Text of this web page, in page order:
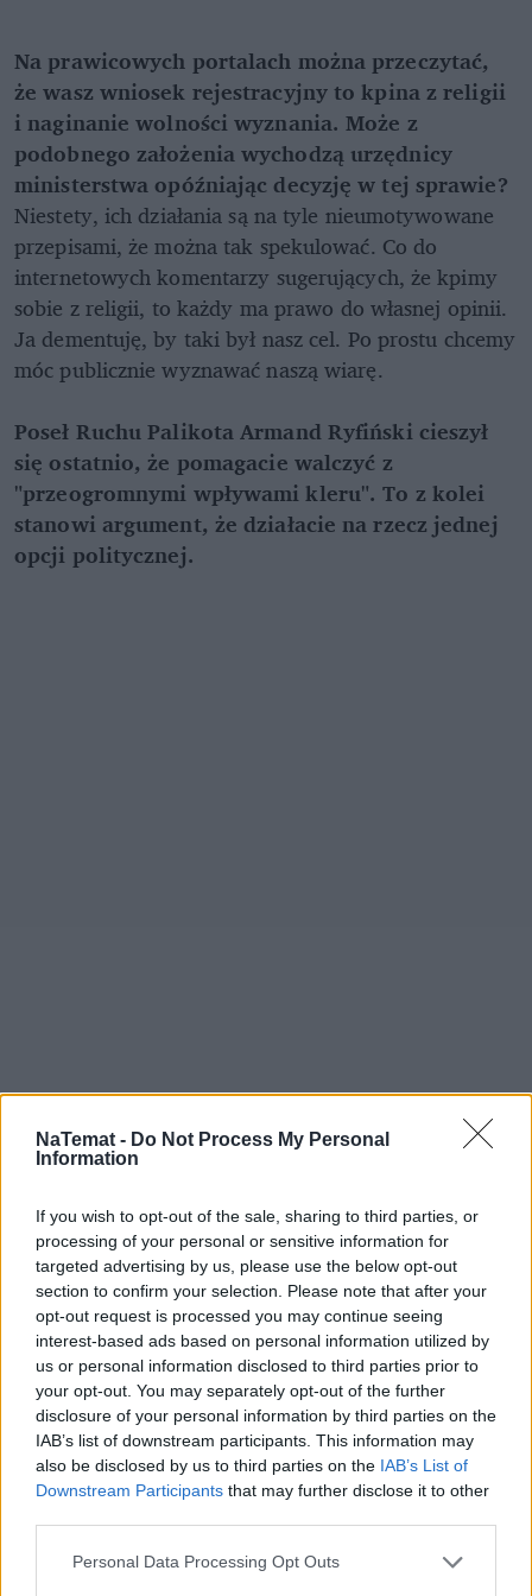
NaTemat - Do Not Process My Personal
Information
If you wish to opt-out of the sale, sharing to third parties, or
processing of your personal or sensitive information for
targeted advertising by us, please use the below opt-out
section to confirm your selection. Please note that after your
opt-out request is processed you may continue seeing
interest-based ads based on personal information utilized by
us or personal information disclosed to third parties prior to
your opt-out. You may separately opt-out of the further
disclosure of your personal information by third parties on the
IAB’s list of downstream participants. This information may
also be disclosed by us to third parties on the IAB’s List of
Downstream Participants that may further disclose it to other
Personal Data Processing Opt Outs
Na prawicowych portalach można przeczytać,
że wasz wniosek rejestracyjny to kpina z religii
i naginanie wolności wyznania. Może z
podobnego założenia wychodzą urzędnicy
ministerstwa opóźniając decyzję w tej sprawie?
Niestety, ich działania są na tyle nieumotywowane
przepisami, że można tak spekulować. Co do
internetowych komentarzy sugerujących, że kpimy
sobie z religii, to każdy ma prawo do własnej opinii.
Ja dementuję, by taki był nasz cel. Po prostu chcemy
móc publicznie wyznawać naszą wiarę.
Poseł Ruchu Palikota Armand Ryfiński cieszył
się ostatnio, że pomagacie walczyć z
"przeogromnymi wpływami kleru". To z kolei
stanowi argument, że działacie na rzecz jednej
opcji politycznej.
pod Warszawą (Janówek Pierwszy) |
kierunek:GÓRY #4
Ateizm stał się już religią?
To jest banalne nieporozumienie. Poseł aktywnie działa
na facebookowej stronie, która nie jest jakkolwiek
związana z naszą działalnością. Czy jesteśmy powiązani
politycznie? Każdy z członków może mieć swoje sympatie,
od lewej do prawej strony. A my, jako twórcy kościoła,
zdecydowanie odcinamy się od polityki.
Deklaruje Pan, że pastafarianie chcą rozdziału